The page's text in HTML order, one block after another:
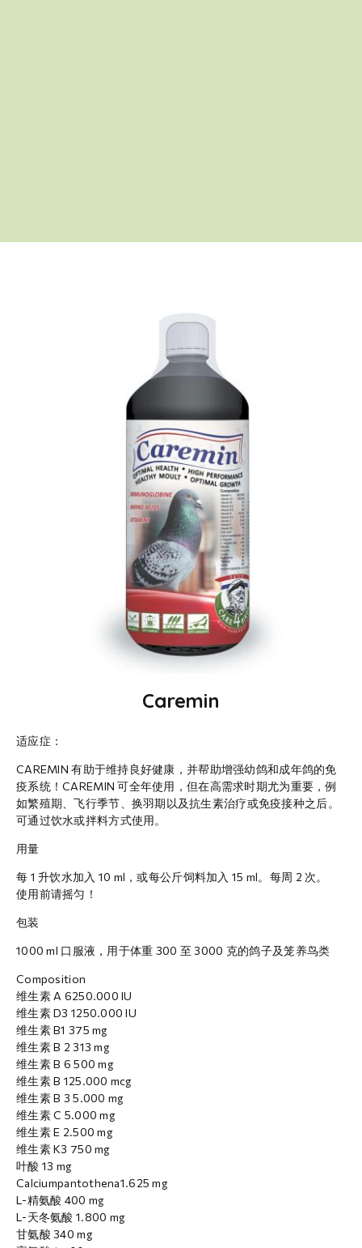
Caremin
适应症：
CAREMIN 有助于维持良好健康，并帮助增强幼鸽和成年鸽的免
疫系统！CAREMIN 可全年使用，但在高需求时期尤为重要，例
如繁殖期、飞行季节、换羽期以及抗生素治疗或免疫接种之后。
可通过饮水或拌料方式使用。
用量
每 1 升饮水加入 10 ml，或每公斤饲料加入 15 ml。每周 2 次。
使用前请摇匀！
包装
1000 ml 口服液，用于体重 300 至 3000 克的鸽子及笼养鸟类
Composition
维生素 A 6250.000 IU
维生素 D3 1250.000 IU
维生素 B1 375 mg
维生素 B 2 313 mg
维生素 B 6 500 mg
维生素 B 125.000 mcg
维生素 B 3 5.000 mg
维生素 C 5.000 mg
维生素 E 2.500 mg
维生素 K3 750 mg
叶酸 13 mg
Calciumpantothena1.625 mg
L-精氨酸 400 mg
L-天冬氨酸 1.800 mg
甘氨酸 340 mg